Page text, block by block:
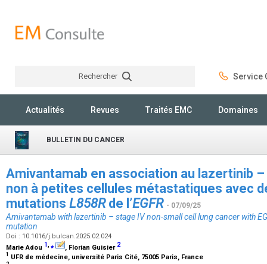
Rechercher Service
Actualités Revues Traités EMC Domaines
BULLETIN DU CANCER
Amivantamab en association au lazertinib
non à petites cellules métastatiques avec
mutations L858Rde l’EGFR - 07/09/25
Amivantamab with lazertinib – stage IV non-small cell lung cancer with
mutation
Doi : 10.1016/j.bulcan.2025.02.024
Marie Adou 1,⁎ , Florian Guisier 2
1 UFR de médecine, université Paris Cité, 75005 Paris, France